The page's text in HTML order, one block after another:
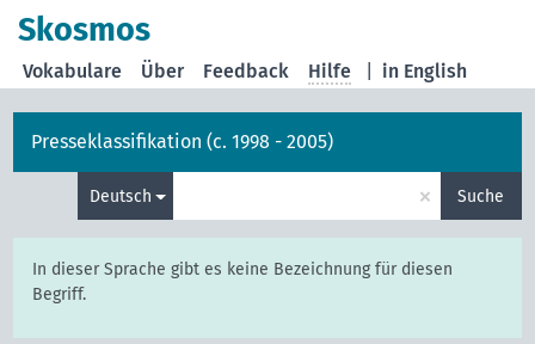
Skosmos
in English
Vokabulare Über Feedback Hilfe
Presseklassifikation (c. 1998 - 2005)
Deutsch × Suche
In dieser Sprache gibt es keine Bezeichnung für diesen
Begriff.